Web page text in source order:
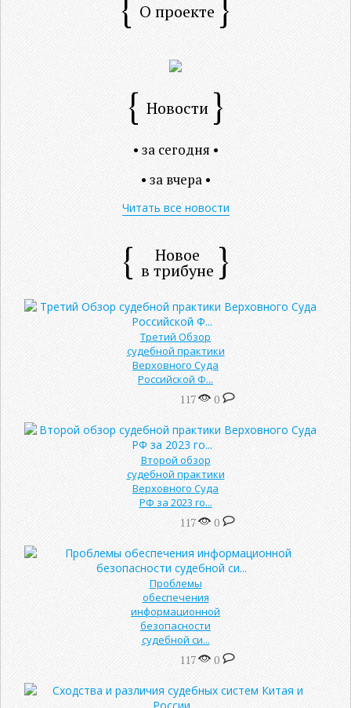
О проекте
Новости
• за сегодня •
• за вчера •
Читать все новости
Новое
в трибуне
Третий Обзор
судебной практики
Верховного Суда
Российской Ф...
117 0
Второй обзор
судебной практики
Верховного Суда
РФ за 2023 го...
117 0
Проблемы
обеспечения
информационной
безопасности
судебной си...
117 0